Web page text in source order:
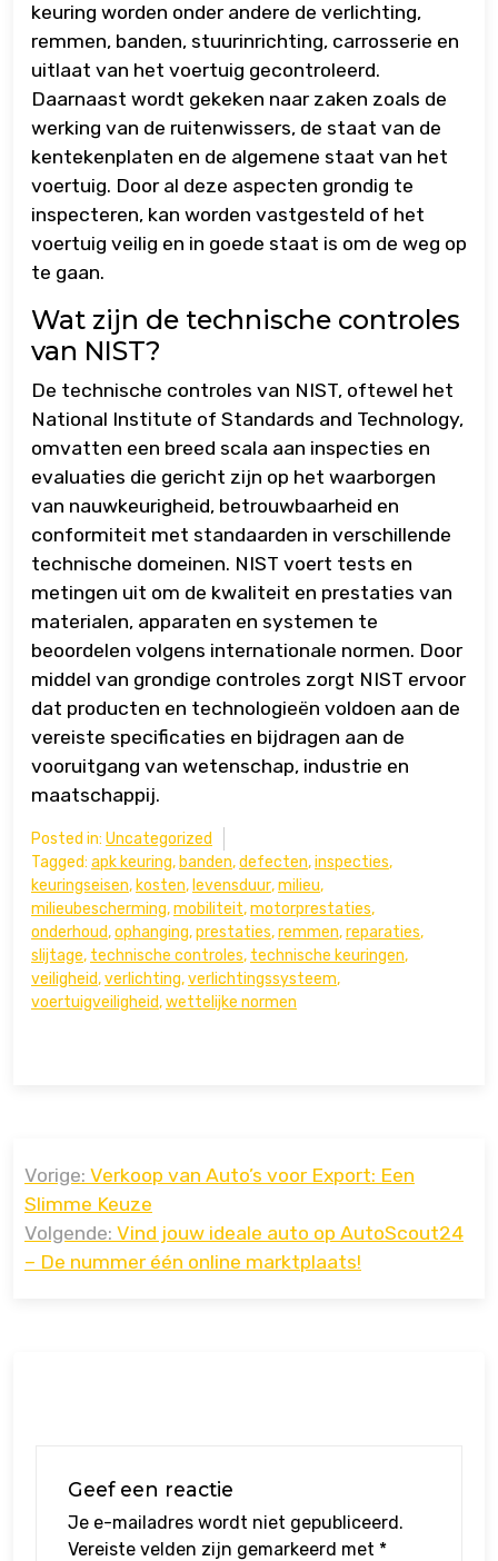
keuring worden onder andere de verlichting,
remmen, banden, stuurinrichting, carrosserie en
uitlaat van het voertuig gecontroleerd.
Daarnaast wordt gekeken naar zaken zoals de
werking van de ruitenwissers, de staat van de
kentekenplaten en de algemene staat van het
voertuig. Door al deze aspecten grondig te
inspecteren, kan worden vastgesteld of het
voertuig veilig en in goede staat is om de weg op
te gaan.
Wat zijn de technische controles
van NIST?
De technische controles van NIST, oftewel het
National Institute of Standards and Technology,
omvatten een breed scala aan inspecties en
evaluaties die gericht zijn op het waarborgen
van nauwkeurigheid, betrouwbaarheid en
conformiteit met standaarden in verschillende
technische domeinen. NIST voert tests en
metingen uit om de kwaliteit en prestaties van
materialen, apparaten en systemen te
beoordelen volgens internationale normen. Door
middel van grondige controles zorgt NIST ervoor
dat producten en technologieën voldoen aan de
vereiste specificaties en bijdragen aan de
vooruitgang van wetenschap, industrie en
maatschappij.
Posted in: Uncategorized
Tagged: apk keuring, banden,defecten,inspecties,
keuringseisen, kosten, levensduur,milieu,
milieubescherming,mobiliteit,motorprestaties,
onderhoud,ophanging,prestaties,remmen,reparaties,
slijtage, technische controles, technische keuringen,
veiligheid,verlichting,verlichtingssysteem,
voertuigveiligheid,wettelijke normen
navigatie
Vorige: Verkoop van Auto’s voor Export: Een
Slimme Keuze
Volgende: Vind jouw ideale auto op AutoScout24
– De nummer één online marktplaats!
Geef een reactie
Je e-mailadres wordt niet gepubliceerd.
Vereiste velden zijn gemarkeerd met *